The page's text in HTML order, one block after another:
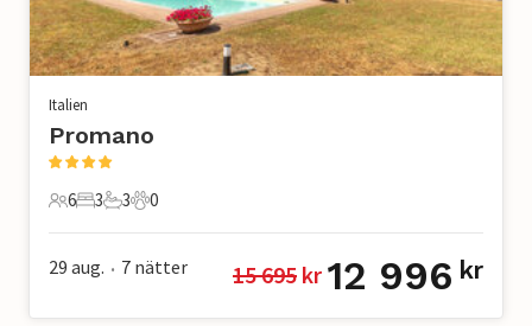
Italien
Promano
6 Gäster
6
3 Sovrum
3
3 Badrum
3
0 Husdjur
0
29 aug. • 7 nätter 15 695 kr 12 996 kr